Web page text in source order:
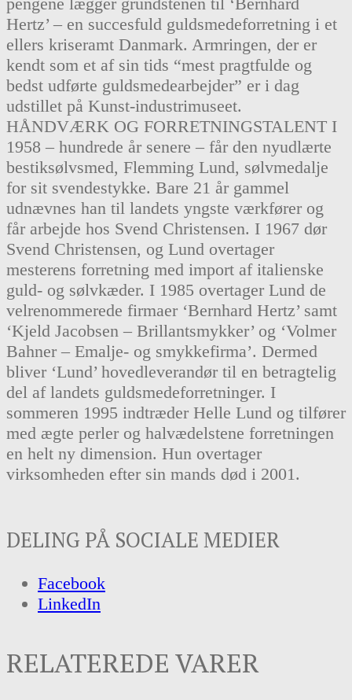
Hertz’ – en succesfuld guldsmedeforretning i et
ellers kriseramt Danmark. Armringen, der er
kendt som et af sin tids “mest pragtfulde og
bedst udførte guldsmedearbejder” er i dag
udstillet på Kunst-industrimuseet.
HÅNDVÆRK OG FORRETNINGSTALENT I
1958 – hundrede år senere – får den nyudlærte
bestiksølvsmed, Flemming Lund, sølvmedalje
for sit svendestykke. Bare 21 år gammel
udnævnes han til landets yngste værkfører og
får arbejde hos Svend Christensen. I 1967 dør
Svend Christensen, og Lund overtager
mesterens forretning med import af italienske
guld- og sølvkæder. I 1985 overtager Lund de
velrenommerede firmaer ‘Bernhard Hertz’ samt
‘Kjeld Jacobsen – Brillantsmykker’ og ‘Volmer
Bahner – Emalje- og smykkefirma’. Dermed
bliver ‘Lund’ hovedleverandør til en betragtelig
del af landets guldsmedeforretninger. I
sommeren 1995 indtræder Helle Lund og tilfører
med ægte perler og halvædelstene forretningen
en helt ny dimension. Hun overtager
virksomheden efter sin mands død i 2001.
DELING PÅ SOCIALE MEDIER
Facebook
LinkedIn
RELATEREDE VARER